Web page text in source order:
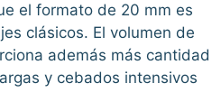
el formato de 20 mm es
clásicos. El volumen de
además más cantidad
y cebados intensivos